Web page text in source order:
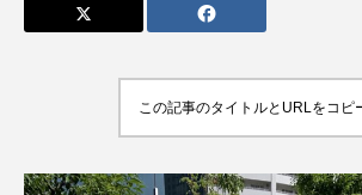
この記事のタイトルとURLをコピ